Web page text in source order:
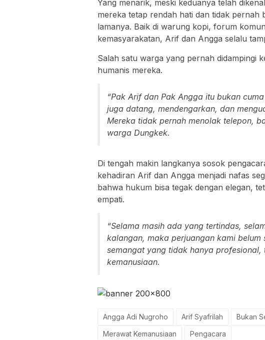
Yang menarik, meski keduanya telah
mereka tetap rendah hati dan tidak
lamanya. Baik di warung kopi, forum
kemasyarakatan, Arif dan Angga selalu
Salah satu warga yang pernah didampingi
humanis mereka.
“Pak Arif dan Pak Angga itu bukan
juga datang, mendengarkan, dan
Mereka tidak pernah menolak telepon,
warga Dungkek.
Di tengah makin langkanya sosok
kehadiran Arif dan Angga menjadi nafas
bahwa hukum bisa tegak dengan elegan,
empati.
“Selama masih ada yang tertindas,
kalangan, maka perjuangan kami belum
semangat yang tidak hanya
kemanusiaan.
Angga Adi Nugroho Arif Syafrilah Bukan
Merawat Kemanusiaan
Pengacara